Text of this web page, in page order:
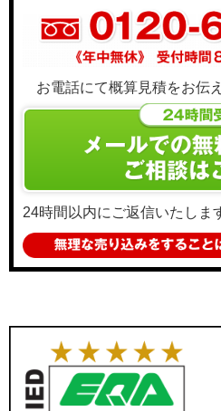
お電話にて概算見積をお伝
24時間以内にご返信いたしま